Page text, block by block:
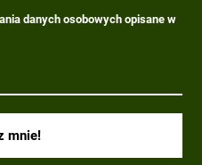
danych osobowych opisane w